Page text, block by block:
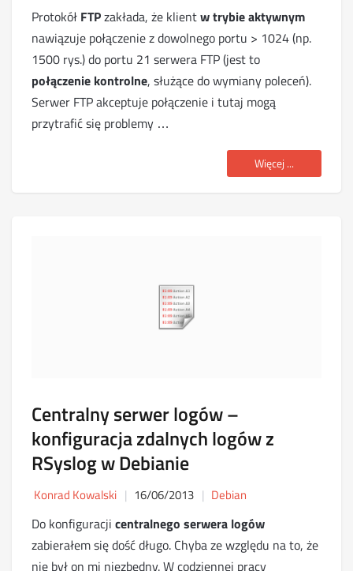
Protokół FTPzakłada, że klientw trybie aktywnym
nawiązuje połączenie z dowolnego portu > 1024 (np.
1500 rys.) do portu 21 serwera FTP (jest to
połączenie kontrolne, służące do wymiany poleceń).
Serwer FTP akceptuje połączenie i tutaj mogą
przytrafić się problemy …
Więcej ...
Centralny serwer logów –
konfiguracja zdalnych logów z
RSyslog w Debianie
Konrad Kowalski 16/06/2013 Debian
Do konfiguracji centralnego serwera logów
zabierałem się dość długo. Chyba ze względu na to, że
nie był on mi niezbędny. W codziennej pracy